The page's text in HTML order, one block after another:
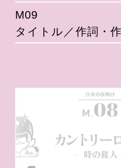
M09
タイトル／作詞・